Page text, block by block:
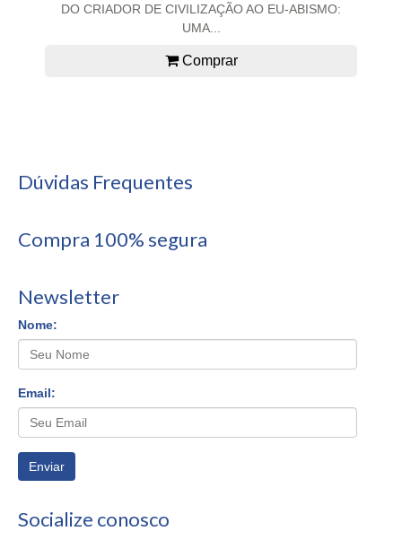
DO CRIADOR DE CIVILIZAÇÃO AO EU-ABISMO:
UMA...
Comprar
Dúvidas Frequentes
Compra 100% segura
Newsletter
Nome:
Email:
Enviar
Socialize conosco